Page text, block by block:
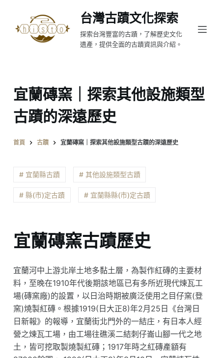
至
台灣古蹟文化探索
探索台灣豐富的古蹟，了解歷史文化
遺產，提供全面的古蹟資訊與介紹。
宜蘭磚窯｜探索其他設施類型
古蹟的深遠歷史
首頁 古蹟 宜蘭磚窯｜探索其他設施類型古蹟的深遠歷史
# 宜蘭縣古蹟 # 其他設施類型古蹟
# 縣(市)定古蹟 # 宜蘭縣縣(市)定古蹟
宜蘭磚窯古蹟歷史
宜蘭河中上游北岸土地多黏土層，為製作紅磚的主要材
料，至晚在1910年代後期該地區已有多所近現代煉瓦工
場(磚窯廠)的設置，以日治時期被廣泛使用之目仔窯(登
窯)燒製紅磚。根據1919(日大正8)年2月25日《台灣日
日新報》的報導，宜蘭街北門外的一結庄，有日本人經
營之煉瓦工場，由工場往礁溪二結刺仔崙山腳一代之地
土，皆可挖取製燒製紅磚；1917年時之紅磚產額有